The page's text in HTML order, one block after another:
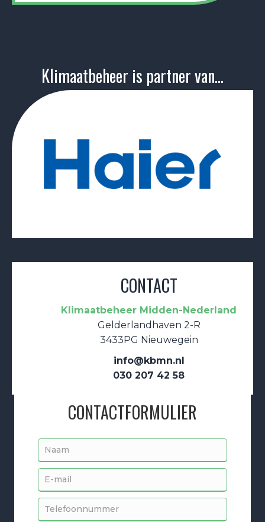
Klimaatbeheer is partner van...
CONTACT
Klimaatbeheer Midden-Nederland
Gelderlandhaven 2-R
3433PG Nieuwegein
info@kbmn.nl
030 207 42 58
CONTACTFORMULIER